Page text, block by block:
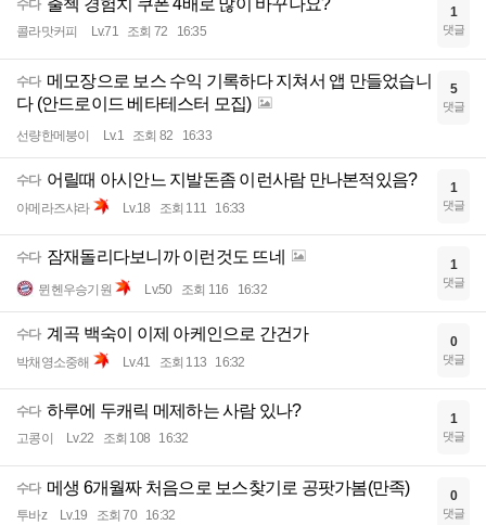
수다 출첵 경험치 쿠폰 4배로 많이 바꾸나요?
콜라맛커피 Lv.71 조회 72 16:35
1
댓글
수다 메모장으로 보스 수익 기록하다 지쳐서 앱 만들었습니
다 (안드로이드 베타테스터 모집)
선량한메붕이 Lv.1 조회 82 16:33
5
댓글
수다 어릴때 아시안느 지발돈좀 이런사람 만나본적있음?
아메라즈샤라 Lv.18 조회 111 16:33
1
댓글
수다 잠재돌리다보니까 이런것도 뜨네
뮌헨우승기원 Lv.50 조회 116 16:32
1
댓글
수다 계곡 백숙이 이제 아케인으로 간건가
박채영소중해 Lv.41 조회 113 16:32
0
댓글
수다 하루에 두캐릭 메제하는 사람 있나?
고콩이 Lv.22 조회 108 16:32
1
댓글
수다 메생 6개월짜 처음으로 보스찾기로 공팟가봄(만족)
투바z Lv.19 조회 70 16:32
0
댓글